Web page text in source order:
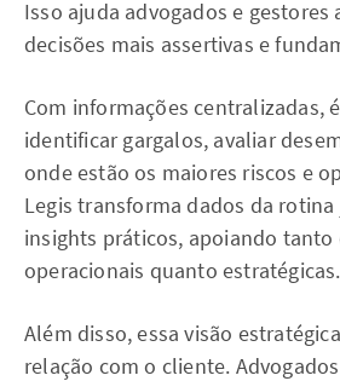
Isso ajuda advogados e gestores
decisões mais assertivas e
Com informações centralizadas,
identificar gargalos, avaliar
onde estão os maiores riscos e
Legis transforma dados da
insights práticos, apoiando tanto
operacionais quanto estratégicas.
Além disso, essa visão
relação com o cliente.